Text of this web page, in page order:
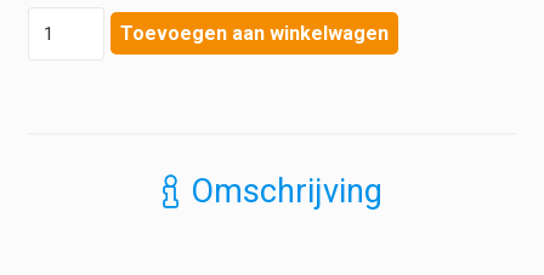
Toevoegen aan winkelwagen
Omschrijving